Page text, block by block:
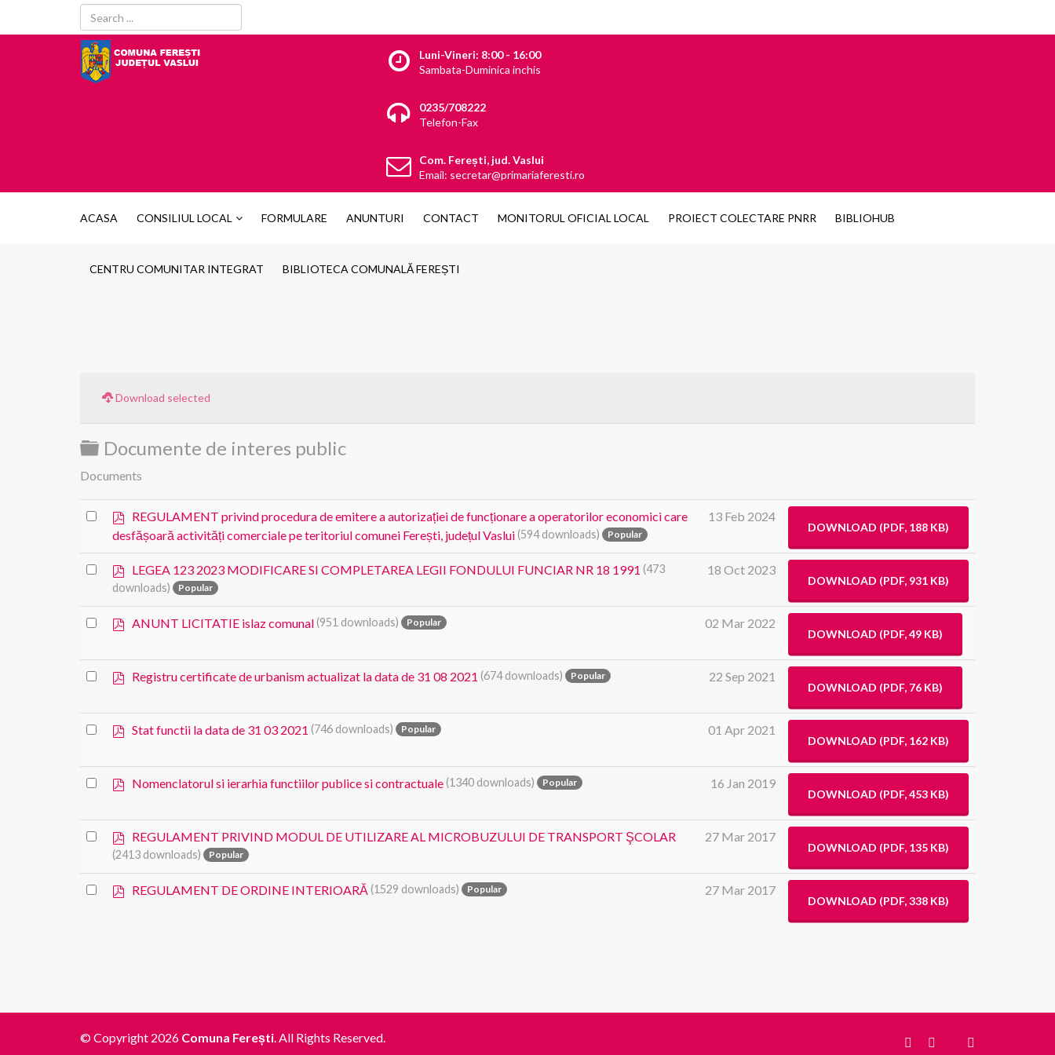
Luni-Vineri: 8:00 - 16:00
Sambata-Duminica inchis
0235/708222
Telefon-Fax
Com. Ferești, jud. Vaslui
Email: secretar@primariaferesti.ro
ACASA CONSILIUL LOCAL FORMULARE ANUNTURI CONTACT MONITORUL OFICIAL LOCAL PROIECT COLECTARE PNRR BIBLIOHUB
CENTRU COMUNITAR INTEGRAT BIBLIOTECA COMUNALĂ FEREȘTI
Download selected
Folder
Documente de interes public
Documents
Select
p
d
f
REGULAMENT privind procedura de emitere a autorizației de funcționare a operatorilor economici care
desfășoară activități comerciale pe teritoriul comunei Ferești, județul Vaslui (594 downloads) Popular
13 Feb 2024
DOWNLOAD (PDF, 188 KB)
Select
p
d
LEGEA 123 2023 MODIFICARE SI COMPLETAREA LEGII FONDULUI FUNCIAR NR 18 1991 (473
downloads)
Popular
18 Oct 2023
DOWNLOAD (PDF, 931 KB)
Select
ANUNT LICITATIE islaz comunal (951 downloads) Popular 02 Mar 2022
DOWNLOAD (PDF,49 KB)
Select
pRegistru certificate de urbanism actualizat la data de 31 08 2021 (674 downloads) Popular 22 Sep 2021
DOWNLOAD (PDF, 76 KB)
Select
pStat functii la data de 31 03 2021 (746 downloads) Popular 01 Apr 2021
DOWNLOAD (PDF, 162 KB)
Select
pNomenclatorul si ierarhia functiilor publice si contractuale (1340 downloads) Popular 16 Jan 2019
DOWNLOAD (PDF,453 KB)
Select
p
d
REGULAMENT PRIVIND MODUL DE UTILIZARE AL MICROBUZULUI DE TRANSPORT ŞCOLAR
(2413 downloads) Popular
27 Mar 2017
DOWNLOAD (PDF, 135 KB)
Select
pREGULAMENT DE ORDINE INTERIOARĂ (1529 downloads) Popular 27 Mar 2017
DOWNLOAD (PDF,338 KB)
© Copyright 2026 Comuna Ferești. All Rights Reserved.